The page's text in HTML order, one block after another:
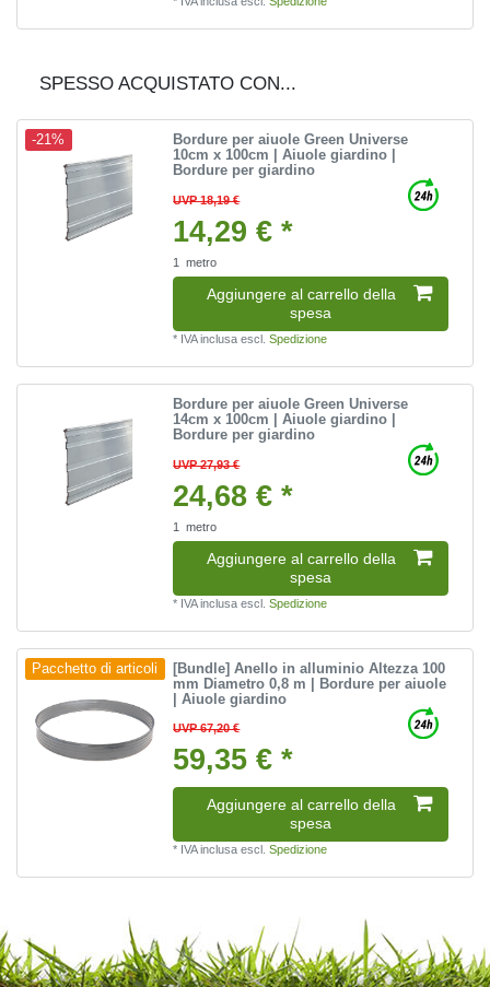
SPESSO ACQUISTATO CON...
-21%
Bordure per aiuole Green Universe
10cm x 100cm | Aiuole giardino |
Bordure per giardino
UVP 18,19 €
14,29 € *
1 metro
Aggiungere al carrello della
spesa
* IVA inclusa escl.Spedizione
Bordure per aiuole Green Universe
14cm x 100cm | Aiuole giardino |
Bordure per giardino
UVP 27,93 €
24,68 € *
1 metro
Aggiungere al carrello della
spesa
* IVA inclusa escl.Spedizione
Pacchetto di articoli
[Bundle] Anello in alluminio Altezza 100
mm Diametro 0,8 m | Bordure per aiuole
| Aiuole giardino
UVP 67,20 €
59,35 € *
Aggiungere al carrello della
spesa
* IVA inclusa escl.Spedizione